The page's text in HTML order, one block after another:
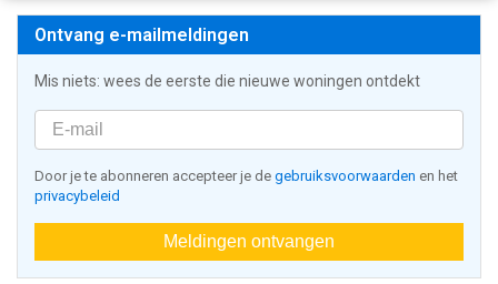
Ontvang e-mailmeldingen
Mis niets: wees de eerste die nieuwe woningen ontdekt
Door je te abonneren accepteer je de gebruiksvoorwaarden en het
privacybeleid
Meldingen ontvangen